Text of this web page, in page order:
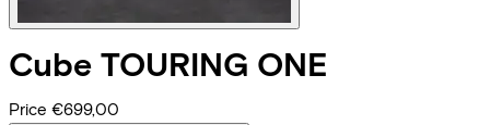
Cube TOURING ONE
Price €699,00